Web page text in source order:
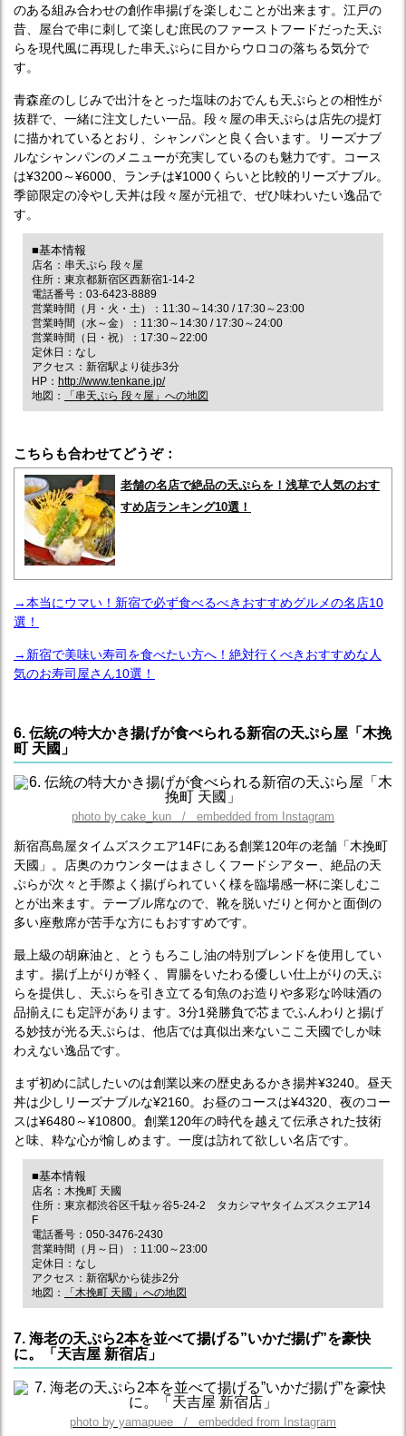
のある組み合わせの創作串揚げを楽しむことが出来ます。江戸の
昔、屋台で串に刺して楽しむ庶民のファーストフードだった天ぷ
らを現代風に再現した串天ぷらに目からウロコの落ちる気分で
す。
青森産のしじみで出汁をとった塩味のおでんも天ぷらとの相性が
抜群で、一緒に注文したい一品。段々屋の串天ぷらは店先の提灯
に描かれているとおり、シャンパンと良く合います。リーズナブ
ルなシャンパンのメニューが充実しているのも魅力です。コース
は¥3200～¥6000、ランチは¥1000くらいと比較的リーズナブル。
季節限定の冷やし天丼は段々屋が元祖で、ぜひ味わいたい逸品で
す。
■基本情報
店名：串天ぷら 段々屋
住所：東京都新宿区西新宿1-14-2
電話番号：03-6423-8889
営業時間（月・火・土）：11:30～14:30 / 17:30～23:00
営業時間（水～金）：11:30～14:30 / 17:30～24:00
営業時間（日・祝）：17:30～22:00
定休日：なし
アクセス：新宿駅より徒歩3分
HP： http://www.tenkane.jp/
地図：
「串天ぷら 段々屋」への地図
こちらも合わせてどうぞ：
老舗の名店で絶品の天ぷらを！浅草で人気のおす
すめ店ランキング10選！
→本当にウマい！新宿で必ず食べるべきおすすめグルメの名店10
選！
→新宿で美味い寿司を食べたい方へ！絶対行くべきおすすめな人
気のお寿司屋さん10選！
6. 伝統の特大かき揚げが食べられる新宿の天ぷら屋「木挽
町 天國」
photo by cake_kun / embedded from Instagram
新宿髙島屋タイムズスクエア14Fにある創業120年の老舗「木挽町
天國」。店奥のカウンターはまさしくフードシアター、絶品の天
ぷらが次々と手際よく揚げられていく様を臨場感一杯に楽しむこ
とが出来ます。テーブル席なので、靴を脱いだりと何かと面倒の
多い座敷席が苦手な方にもおすすめです。
最上級の胡麻油と、とうもろこし油の特別ブレンドを使用してい
ます。揚げ上がりが軽く、胃腸をいたわる優しい仕上がりの天ぷ
らを提供し、天ぷらを引き立てる旬魚のお造りや多彩な吟味酒の
品揃えにも定評があります。3分1発勝負で芯までふんわりと揚げ
る妙技が光る天ぷらは、他店では真似出来ないここ天國でしか味
わえない逸品です。
まず初めに試したいのは創業以来の歴史あるかき揚丼¥3240。昼天
丼は少しリーズナブルな¥2160。お昼のコースは¥4320、夜のコー
スは¥6480～¥10800。創業120年の時代を越えて伝承された技術
と味、粋な心が愉しめます。一度は訪れて欲しい名店です。
■基本情報
店名：木挽町 天國
住所：東京都渋谷区千駄ヶ谷5-24-2 タカシマヤタイムズスクエア14
F
電話番号：050-3476-2430
営業時間（月～日）：11:00～23:00
定休日：なし
アクセス：新宿駅から徒歩2分
地図：
「木挽町 天國」への地図
7. 海老の天ぷら2本を並べて揚げる”いかだ揚げ”を豪快
に。「天吉屋 新宿店」
photo by yamapuee / embedded from Instagram